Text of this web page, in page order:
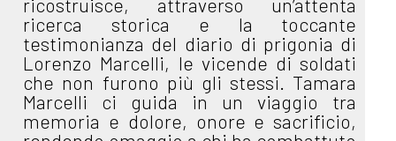
ricostruisce, attraverso un’attenta
ricerca storica e la toccante
testimonianza del diario di prigonia di
Lorenzo Marcelli, le vicende di soldati
che non furono più gli stessi. Tamara
Marcelli ci guida in un viaggio tra
memoria e dolore, onore e sacrificio,